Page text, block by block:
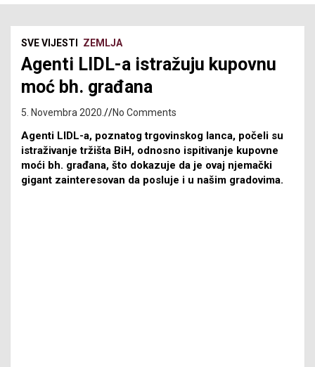
SVE VIJESTI ZEMLJA
Agenti LIDL-a istražuju kupovnu
moć bh. građana
5. Novembra 2020. No Comments
Agenti LIDL-a, poznatog trgovinskog lanca, počeli su
istraživanje tržišta BiH, odnosno ispitivanje kupovne
moći bh. građana, što dokazuje da je ovaj njemački
gigant zainteresovan da posluje i u našim gradovima.